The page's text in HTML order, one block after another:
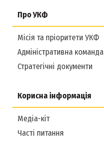
Про УКФ
Місія та пріоритети УКФ
Адміністративна команда
Стратегічні документи
Корисна інформація
Медіа-кіт
Часті питання